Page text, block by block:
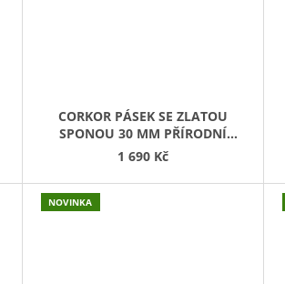
CORKOR PÁSEK SE ZLATOU
SPONOU 30 MM PŘÍRODNÍ
KOREK
1 690 Kč
NOVINKA